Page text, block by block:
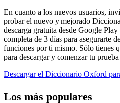
En cuanto a los nuevos usuarios,
probar el nuevo y mejorado
descarga gratuita desde Google
completa de 3 días para asegurarte
funciones por ti mismo. Sólo tienes
para descargar y comenzar tu
Descargar el Diccionario Oxford
Los más populares